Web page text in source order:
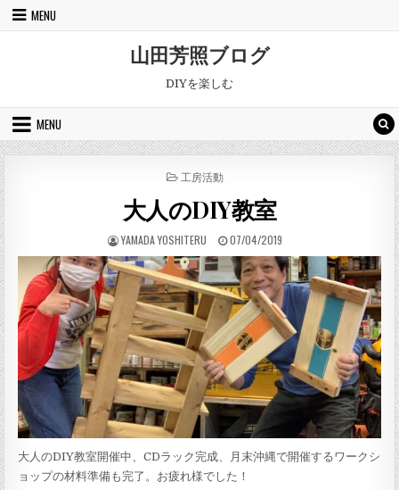
Skip to content
MENU
山田芳照ブログ
DIYを楽しむ
MENU
POSTED IN
工房活動
大人のDIY教室
AUTHOR:
YAMADA YOSHITERU PUBLISHED DATE:
07/04/2019
大人のDIY教室開催中、CDラック完成、月末沖縄で開催するワークシ
ョップの材料準備も完了。お疲れ様でした！